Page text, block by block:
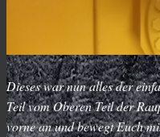
Dieses war nun alles der
Teil vom Oberen Teil der
vorne an und bewegt Euch